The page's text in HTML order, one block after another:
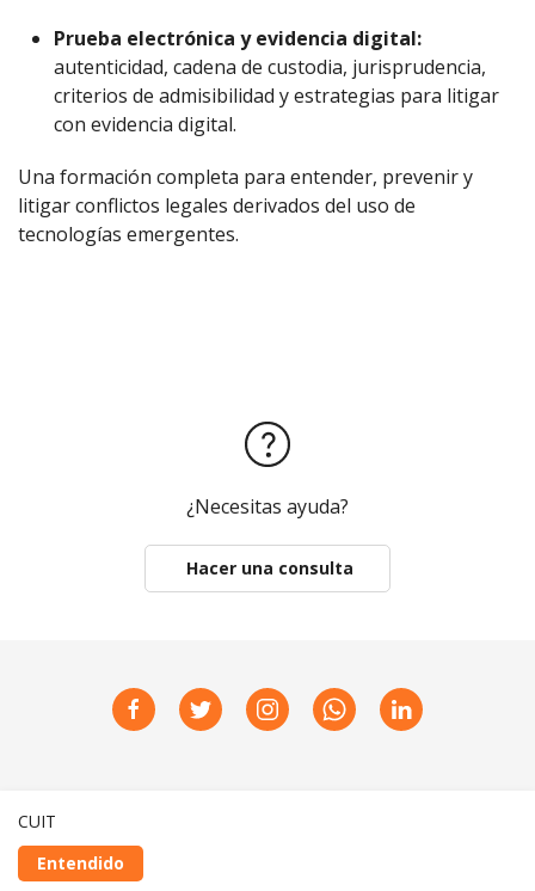
Prueba electrónica y evidencia digital:
autenticidad, cadena de custodia, jurisprudencia,
criterios de admisibilidad y estrategias para litigar
con evidencia digital.
Una formación completa para entender, prevenir y
litigar conflictos legales derivados del uso de
tecnologías emergentes.
¿Necesitas ayuda?
Hacer una consulta
CUIT
Entendido